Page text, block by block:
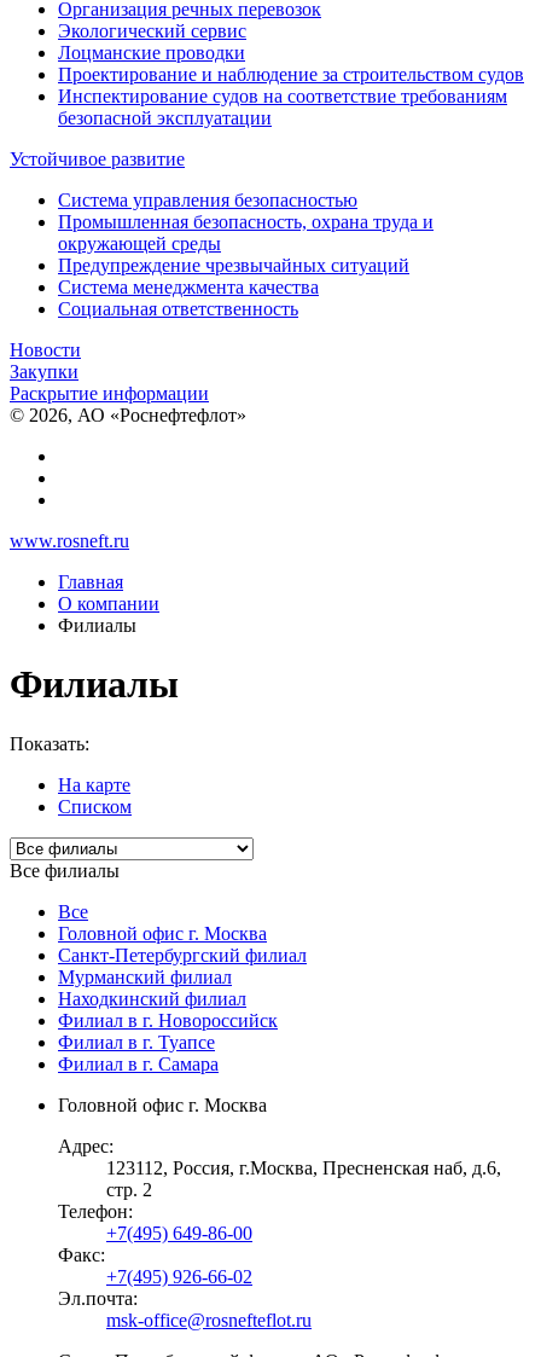
Организация речных перевозок
Экологический сервис
Лоцманские проводки
Проектирование и наблюдение за строительством судов
Инспектирование судов на соответствие требованиям
безопасной эксплуатации
Устойчивое развитие
Система управления безопасностью
Промышленная безопасность, охрана труда и
окружающей среды
Предупреждение чрезвычайных ситуаций
Система менеджмента качества
Социальная ответственность
Новости
Закупки
Раскрытие информации
© 2026, АО «Роснефтефлот»
www.rosneft.ru
Главная
О компании
Филиалы
Филиалы
Показать:
На карте
Списком
Все филиалы
Все
Головной офис г. Москва
Санкт-Петербургский филиал
Мурманский филиал
Находкинский филиал
Филиал в г. Новороссийск
Филиал в г. Туапсе
Филиал в г. Самара
Головной офис г. Москва
Адрес:
123112, Россия, г.Москва, Пресненская наб, д.6,
стр. 2
Телефон:
+7(495) 649-86-00
Факс:
+7(495) 926-66-02
Эл.почта:
msk-office@rosnefteflot.ru